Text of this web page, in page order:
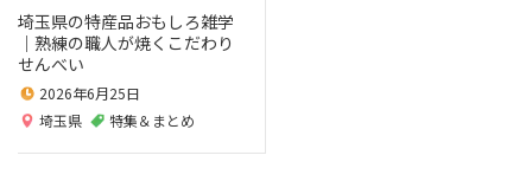
埼玉県の特産品おもしろ雑学
｜熟練の職人が焼くこだわり
せんべい
2026年6月25日
埼玉県
特集＆まとめ